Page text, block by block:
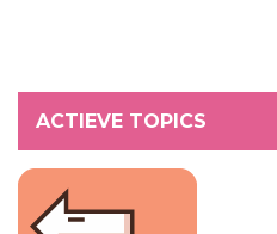
ACTIEVE TOPICS